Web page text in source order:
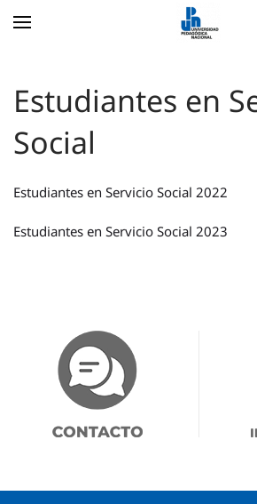
Estudiantes en
Social
Estudiantes en Servicio Social 2022
Estudiantes en Servicio Social 2023